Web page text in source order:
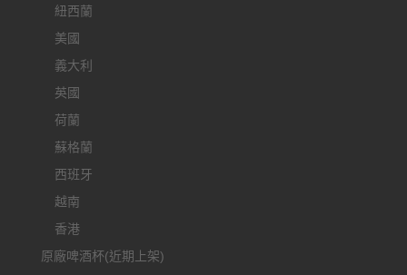
紐西蘭
美國
義大利
英國
荷蘭
蘇格蘭
西班牙
越南
香港
原廠啤酒杯(近期上架)